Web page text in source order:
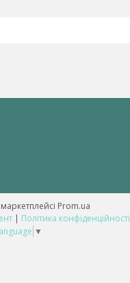
Prom.ua
| Політика конфіденційності
▼